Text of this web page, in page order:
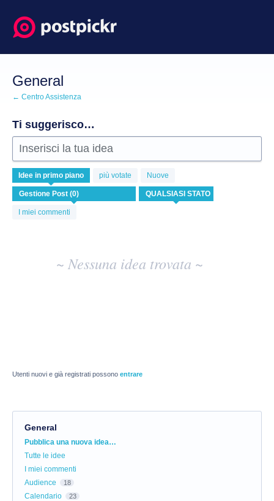
Salta
al
contenuto
General
← Centro Assistenza
Ti suggerisco…
Inserisci la tua idea
Idee in primo piano più votate Nuove
I miei commenti
Nessuna
idea
esistente
risulta
~ Nessuna idea trovata ~
Utenti nuovi e già registrati possono entrare
General
Categorie
Pubblica una nuova idea…
Tutte le idee
I miei commenti
Audience
18
Calendario 23